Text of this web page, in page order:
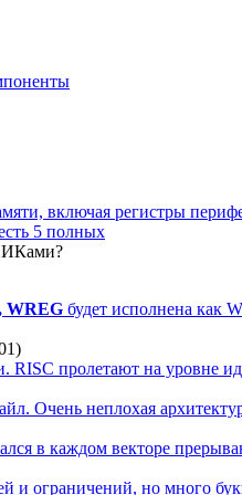
включая регистры
5 полных
WREG будет исполнена как
)
RISC пролетают на уровне
Очень неплохая
в каждом векторе
и ограничений, но много